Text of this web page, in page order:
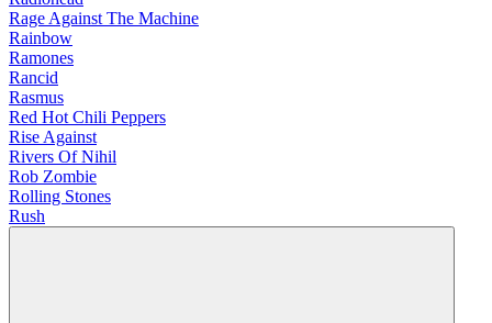
Rage Against The Machine
Rainbow
Ramones
Rancid
Rasmus
Red Hot Chili Peppers
Rise Against
Rivers Of Nihil
Rob Zombie
Rolling Stones
Rush